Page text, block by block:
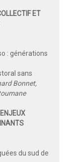
ET
: générations
sans
Bonnet,
du sud de